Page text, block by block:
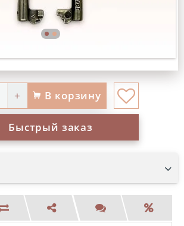
+ В корзину
Быстрый заказ